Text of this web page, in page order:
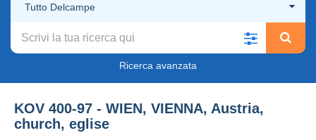
Tutto Delcampe
Ricerca avanzata
KOV 400-97 - WIEN, VIENNA, Austria,
church, eglise